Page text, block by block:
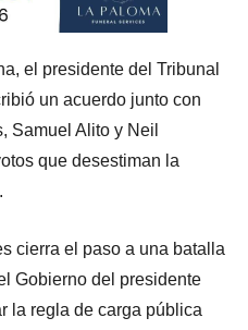
el presidente del Tribunal
un acuerdo junto con
Samuel Alito y Neil
que desestiman la
cierra el paso a una batalla
Gobierno del presidente
la regla de carga pública